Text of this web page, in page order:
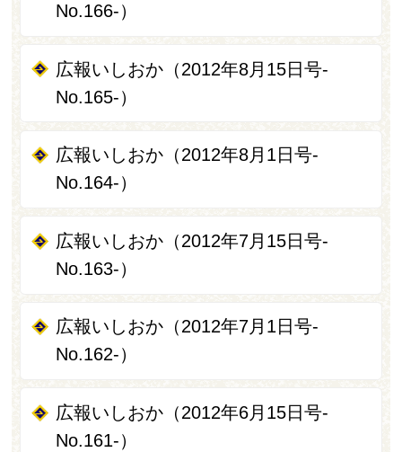
No.166-）
広報いしおか（2012年8月15日号-
No.165-）
広報いしおか（2012年8月1日号-
No.164-）
広報いしおか（2012年7月15日号-
No.163-）
広報いしおか（2012年7月1日号-
No.162-）
広報いしおか（2012年6月15日号-
No.161-）